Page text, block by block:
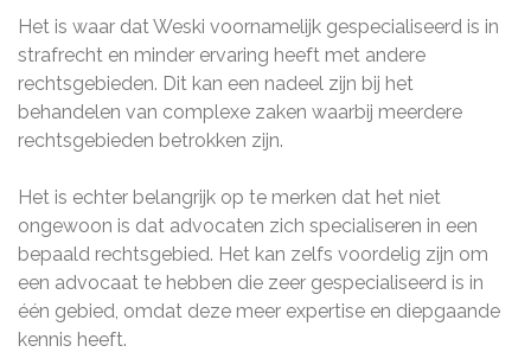
Het is waar dat Weski voornamelijk gespecialiseerd is in
strafrecht en minder ervaring heeft met andere
rechtsgebieden. Dit kan een nadeel zijn bij het
behandelen van complexe zaken waarbij meerdere
rechtsgebieden betrokken zijn.
Het is echter belangrijk op te merken dat het niet
ongewoon is dat advocaten zich specialiseren in een
bepaald rechtsgebied. Het kan zelfs voordelig zijn om
een advocaat te hebben die zeer gespecialiseerd is in
één gebied, omdat deze meer expertise en diepgaande
kennis heeft.